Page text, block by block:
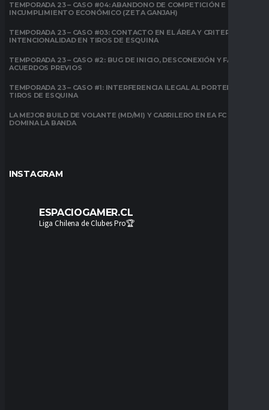
TEMPORADA 23 – CASO #04: ABANDONO DE COMPETICIÓN E
INCUMPLIMIENTO ECONÓMICO (ZETA GANJAH)
TEMPORADA 23 – CASO #03: CONTACTO EN EL ÁREA Y CRITERIO DE
INTENCIONALIDAD EN TIROS DE ESQUINA
TEMPORADA 23 – CASO #2: BUG DE INICIO, DESCONEXIÓN Y FALTA DE
ACUERDOS PREVIOS
TEMPORADA 23 – CASO #1: INTERFERENCIA ILEGAL AL PORTERO EN
TIROS DE ESQUINA
LA MEJOR BUILD DE VOLANTE (MD/MI) Y CARRILERO EN EA FC 26:
DOMINA LA BANDA
INSTAGRAM
ESPACIOGAMER.CL
Liga Chilena de Clubes Pro🏆